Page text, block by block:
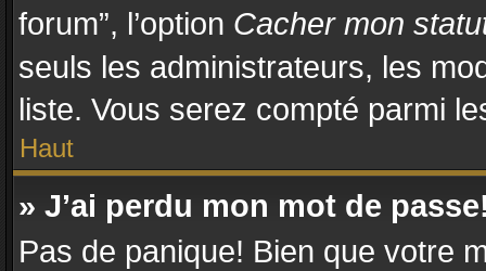
forum”, l’option Cacher mon
seuls les administrateurs, les
liste. Vous serez compté parmi
Haut
» J’ai perdu mon mot de
Pas de panique! Bien que votre